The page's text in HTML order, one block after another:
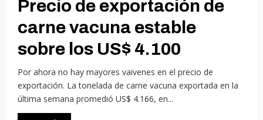
Precio de exportación de
carne vacuna estable
sobre los US$ 4.100
Por ahora no hay mayores vaivenes en el precio de
exportación. La tonelada de carne vacuna exportada en la
última semana promedió US$ 4.166, en...